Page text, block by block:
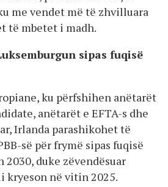
me vendet më të zhvilluara
mbetet i madh.
sipas fuqisë
ku përfshihen anëtarët
anëtarët e EFTA-s dhe
Irlanda parashikohet të
së për frymë sipas fuqisë
duke zëvendësuar
kryeson në vitin 2025.